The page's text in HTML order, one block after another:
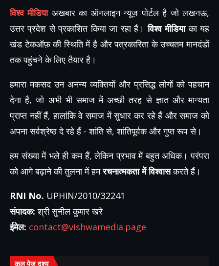
विश्व मीडियाअखबार का ऑनलाइन न्यूज़ पोर्टल है जो लखनऊ,
उत्तर प्रदेश से प्रकाशित किया जा रहा है।विश्व मीडियाका यह
खंड टेकऑफ़ की स्थिति में है और पत्रकारिता के उच्चतम मानदंडों
तक पहुंचने के लिए तैयार है।
हमारा मकसद उन अनन्य व्यक्तियों और प्रसिद्ध लोगों को पहचान
देना है, जो अभी भी समाज में अच्छी तरह से ज्ञात और मान्यता
प्राप्त नहीं हैं, हालांकि वे समाज में सुधार कर रहे हैं और समाज को
अपना सर्वश्रेष्ठ दे रहे हैं - शांति से, शांतिपूर्वक और गुप्त रूप से।
हम संख्या में भले ही कम हैं, लेकिन प्रभाव में बहुत अधिक। परंपरा
को आगे बढ़ाने की तुलना में हमरचनात्मकता में विश्वासकरते हैं।
RNI No. UPHIN/2010/32241
संपादक: श्री सुनील कुमार खरे
ईमेल: contact@vishwamedia.page
कुल पेज दृश्य